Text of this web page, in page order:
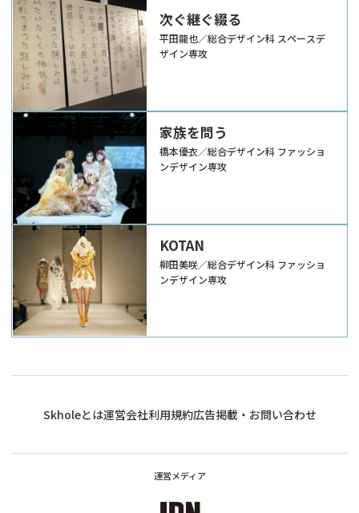
次ぐ継ぐ綴る
平田龍也／総合デザイン科 スペースデ
ザイン専攻
家族を問う
橋本優衣／総合デザイン科 ファッショ
ンデザイン専攻
KOTAN
柳田美咲／総合デザイン科 ファッショ
ンデザイン専攻
Skholeとは運営会社利用規約広告掲載・お問い合わせ
運営メディア